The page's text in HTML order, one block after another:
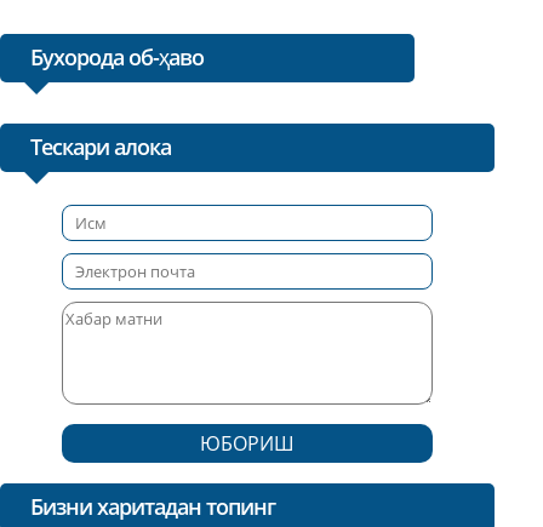
Бухорода об-ҳаво
Тескари алока
ЮБОРИШ
Бизни харитадан топинг